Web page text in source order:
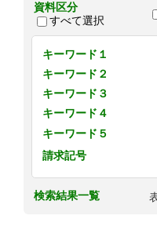
資料区分
すべて選択
キーワード１
キーワード２
キーワード３
キーワード４
キーワード５
請求記号
検索結果一覧